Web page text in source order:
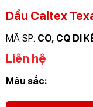
Dầu Caltex
MÃ SP: CO, CQ DI
Liên hệ
Màu sắc: